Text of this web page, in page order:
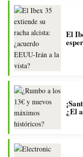
El
¿El